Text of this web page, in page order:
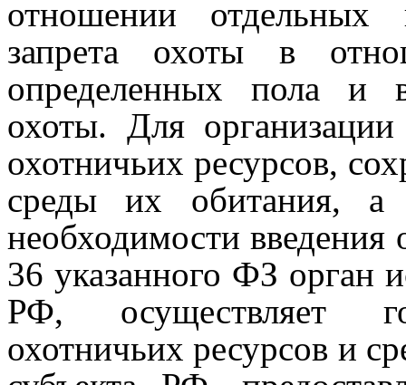
отношении отдельных
запрета охоты в
определенных пола и
охоты. Для организации
охотничьих ресурсов,
среды их обитания, а
необходимости введения
36 указанного ФЗ орган
РФ, осуществляет
охотничьих ресурсов и